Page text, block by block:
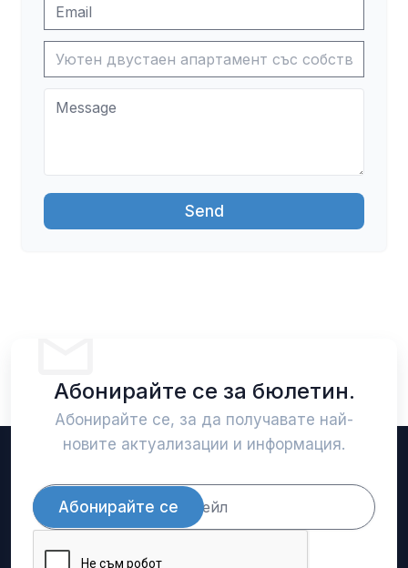
Send
Абонирайте се за бюлетин.
Абонирайте се, за да получавате най-
новите актуализации и информация.
Абонирайте се